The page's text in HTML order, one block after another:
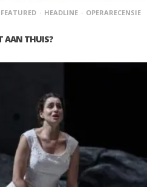
FEATURED HEADLINE
OPERARECENSIE
AAN THUIS?